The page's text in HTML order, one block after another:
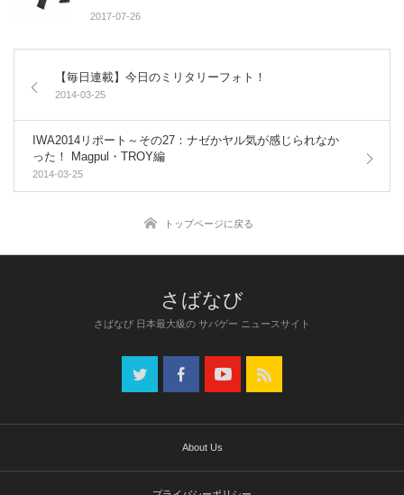
2017-07-26
【毎日連載】今日のミリタリーフォト！
2014-03-25
IWA2014リポート～その27：ナゼかヤル気が感じられなか
った！ Magpul・TROY編
2014-03-25
トップページに戻る
さばなび 日本最大級の サバゲー ニュースサイト
About Us